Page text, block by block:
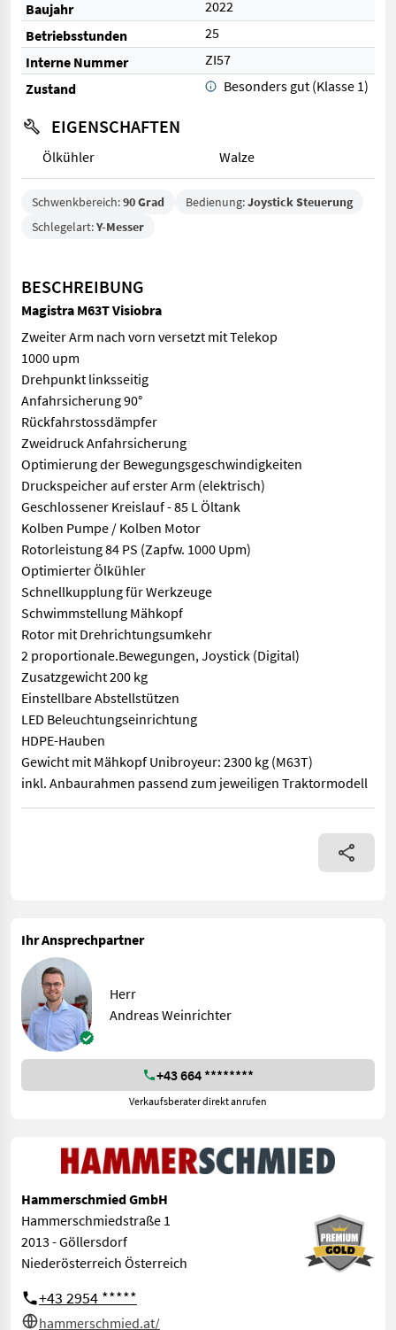
Baujahr
2022
Betriebsstunden
25
Interne Nummer
ZI57
Zustand
Besonders gut (Klasse 1)
EIGENSCHAFTEN
Ölkühler Walze
Schwenkbereich:90 Grad Bedienung:Joystick Steuerung
Schlegelart:Y-Messer
BESCHREIBUNG
Magistra M63T Visiobra
Zweiter Arm nach vorn versetzt mit Telekop
1000 upm
Drehpunkt linksseitig
Anfahrsicherung 90°
Rückfahrstossdämpfer
Zweidruck Anfahrsicherung
Optimierung der Bewegungsgeschwindigkeiten
Druckspeicher auf erster Arm (elektrisch)
Geschlossener Kreislauf - 85 L Öltank
Kolben Pumpe / Kolben Motor
Rotorleistung 84 PS (Zapfw. 1000 Upm)
Optimierter Ölkühler
Schnellkupplung für Werkzeuge
Schwimmstellung Mähkopf
Rotor mit Drehrichtungsumkehr
2 proportionale.Bewegungen, Joystick (Digital)
Zusatzgewicht 200 kg
Einstellbare Abstellstützen
LED Beleuchtungseinrichtung
HDPE-Hauben
Gewicht mit Mähkopf Unibroyeur: 2300 kg (M63T)
inkl. Anbaurahmen passend zum jeweiligen Traktormodell
Zweiter Arm nach vorn versetzt mit Telekop 1000 upm
Ihr Ansprechpartner
Herr
Andreas Weinrichter
+43 664 ********
Verkaufsberater direkt anrufen
Hammerschmied GmbH
Hammerschmiedstraße 1
2013 - Göllersdorf
Niederösterreich Österreich
+43 2954 *****
hammerschmied.at/